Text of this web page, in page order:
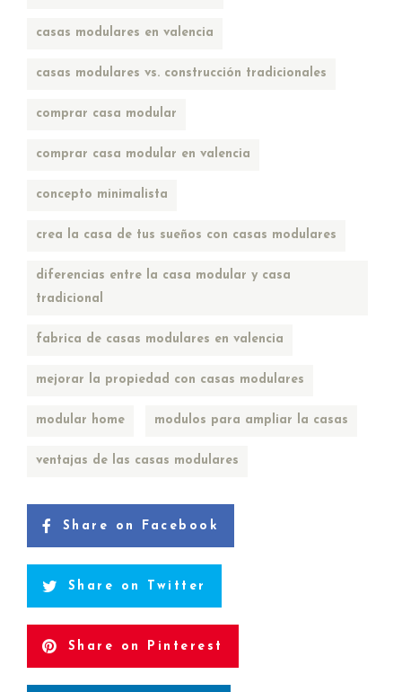
casas modulares en valencia
casas modulares vs. construcción tradicionales
comprar casa modular
comprar casa modular en valencia
concepto minimalista
crea la casa de tus sueños con casas modulares
diferencias entre la casa modular y casa
tradicional
fabrica de casas modulares en valencia
mejorar la propiedad con casas modulares
modular home modulos para ampliar la casas
ventajas de las casas modulares
Share on Facebook
Share on Twitter
Share on Pinterest